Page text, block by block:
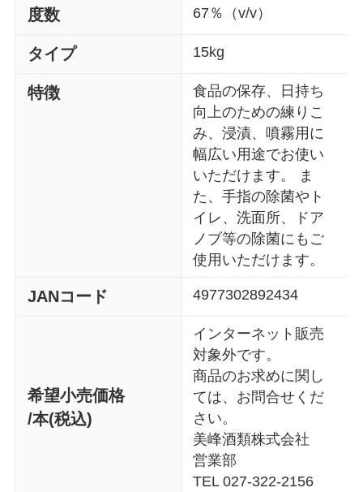
度数 67％（v/v）
タイプ 15kg
特徴
食品の保存、日持ち
向上のための練りこ
み、浸漬、噴霧用に
幅広い用途でお使い
いただけます。 ま
た、手指の除菌やト
イレ、洗面所、ドア
ノブ等の除菌にもご
使用いただけます。
JANコード 4977302892434
希望小売価格
/本(税込)
インターネット販売
対象外です。
商品のお求めに関し
ては、お問合せくだ
さい。
美峰酒類株式会社
営業部
TEL 027-322-2156